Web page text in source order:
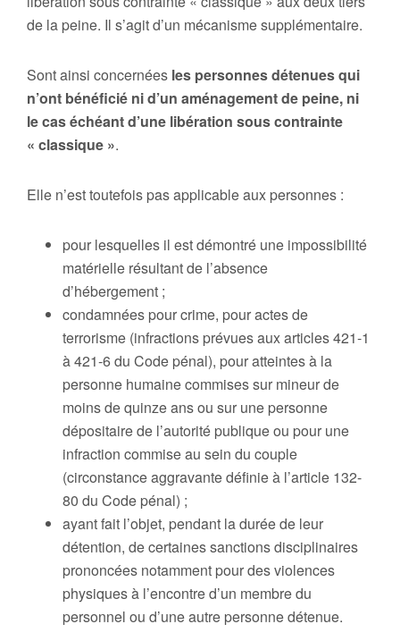
de la peine. Il s’agit d’un mécanisme supplémentaire.
Sont ainsi concernées les personnes détenues qui
n’ont bénéficié ni d’un aménagement de peine, ni
le cas échéant d’une libération sous contrainte
« classique ».
Elle n’est toutefois pas applicable aux personnes :
pour lesquelles il est démontré une impossibilité
matérielle résultant de l’absence
d’hébergement ;
condamnées pour crime, pour actes de
terrorisme (infractions prévues aux articles 421-1
à 421-6 du Code pénal), pour atteintes à la
personne humaine commises sur mineur de
moins de quinze ans ou sur une personne
dépositaire de l’autorité publique ou pour une
infraction commise au sein du couple
(circonstance aggravante définie à l’article 132-
80 du Code pénal) ;
ayant fait l’objet, pendant la durée de leur
détention, de certaines sanctions disciplinaires
prononcées notamment pour des violences
physiques à l’encontre d’un membre du
personnel ou d’une autre personne détenue.